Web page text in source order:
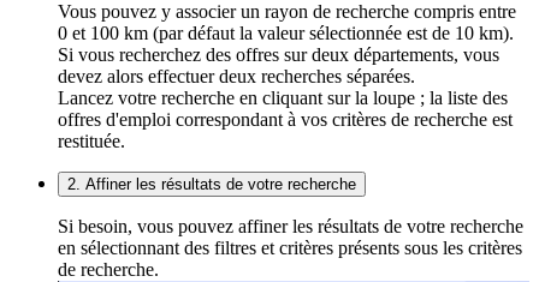
Vous pouvez y associer un rayon de recherche compris entre
0 et 100 km (par défaut la valeur sélectionnée est de 10 km).
Si vous recherchez des offres sur deux départements, vous
devez alors effectuer deux recherches séparées.
Lancez votre recherche en cliquant sur la loupe ; la liste des
offres d'emploi correspondant à vos critères de recherche est
restituée.
2. Affiner les résultats de votre recherche
Si besoin, vous pouvez affiner les résultats de votre recherche
en sélectionnant des filtres et critères présents sous les critères
de recherche.